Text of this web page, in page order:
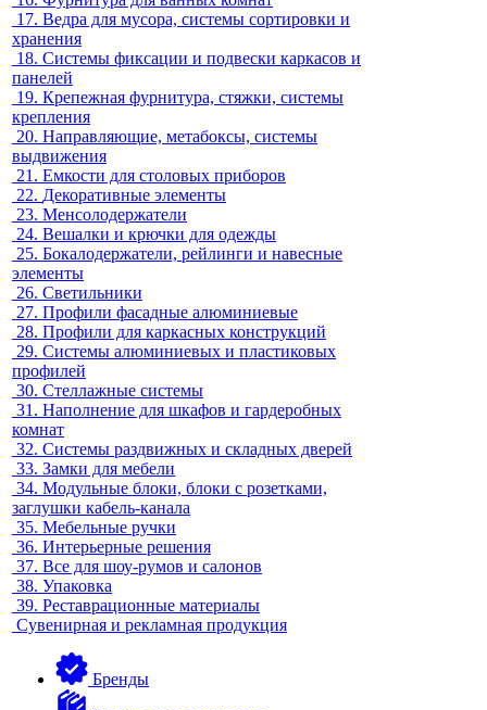
17. Ведра для мусора, системы сортировки и
хранения
18. Системы фиксации и подвески каркасов и
панелей
19. Крепежная фурнитура, стяжки, системы
крепления
20. Направляющие, метабоксы, системы
выдвижения
21. Емкости для столовых приборов
22. Декоративные элементы
23. Менсолодержатели
24. Вешалки и крючки для одежды
25. Бокалодержатели, рейлинги и навесные
элементы
26. Светильники
27. Профили фасадные алюминиевые
28. Профили для каркасных конструкций
29. Системы алюминиевых и пластиковых
профилей
30. Стеллажные системы
31. Наполнение для шкафов и гардеробных
комнат
32. Системы раздвижных и складных дверей
33. Замки для мебели
34. Модульные блоки, блоки с розетками,
заглушки кабель-канала
35. Мебельные ручки
36. Интерьерные решения
37. Все для шоу-румов и салонов
38. Упаковка
39. Реставрационные материалы
Сувенирная и рекламная продукция
Бренды